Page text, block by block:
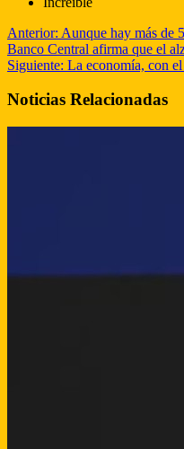
Anterior: Aunque hay más de
Banco Central afirma que el
Siguiente: La economía, con
Noticias Relacionadas